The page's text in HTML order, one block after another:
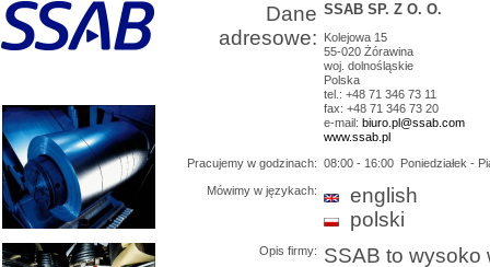
Dane
adresowe:
SSAB SP. Z O. O.
Kolejowa 15
55-020 Żórawina
woj. dolnośląskie
Polska
tel.: +48 71 346 73 11
fax: +48 71 346 73 20
e-mail: biuro.pl@ssab.com
www.ssab.pl
Pracujemy w godzinach: 08:00 - 16:00 Poniedziałek -
Mówimy w językach:
english
polski
Opis firmy:
SSAB to wysoko